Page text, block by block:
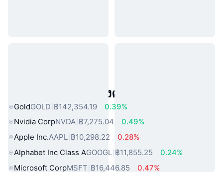
สินทรัพย์ในโลกแห่งความจริงยอดนิยม
GoldGOLD ฿142,354.19
0.39%
Nvidia CorpNVDA ฿7,275.04
0.49%
Apple Inc.AAPL ฿10,298.22
0.28%
Alphabet Inc Class AGOOGL ฿11,855.25
0.24%
Microsoft CorpMSFT ฿16,446.85
0.47%